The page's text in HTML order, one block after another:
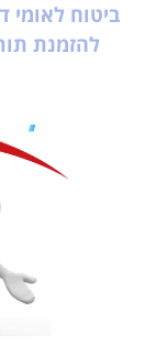
ביטוח
להזמנת